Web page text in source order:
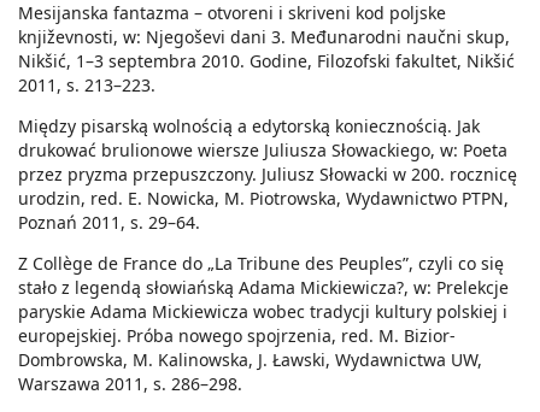
Mesijanska fantazma – otvoreni i skriveni kod poljske
književnosti, w: Njegoševi dani 3. Međunarodni naučni skup,
Nikšić, 1–3 septembra 2010. Godine, Filozofski fakultet, Nikšić
2011, s. 213–223.
Między pisarską wolnością a edytorską koniecznością. Jak
drukować brulionowe wiersze Juliusza Słowackiego, w: Poeta
przez pryzma przepuszczony. Juliusz Słowacki w 200. rocznicę
urodzin, red. E. Nowicka, M. Piotrowska, Wydawnictwo PTPN,
Poznań 2011, s. 29–64.
Z Collège de France do „La Tribune des Peuples”, czyli co się
stało z legendą słowiańską Adama Mickiewicza?, w: Prelekcje
paryskie Adama Mickiewicza wobec tradycji kultury polskiej i
europejskiej. Próba nowego spojrzenia, red. M. Bizior-
Dombrowska, M. Kalinowska, J. Ławski, Wydawnictwa UW,
Warszawa 2011, s. 286–298.